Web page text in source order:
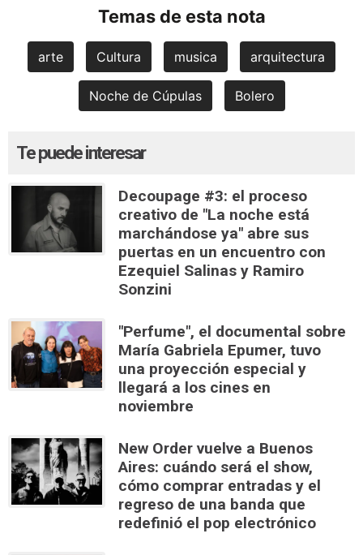
Temas de esta nota
arte Cultura musica arquitectura
Noche de Cúpulas Bolero
Te puede interesar
Decoupage #3: el proceso
creativo de "La noche está
marchándose ya" abre sus
puertas en un encuentro con
Ezequiel Salinas y Ramiro
Sonzini
"Perfume", el documental sobre
María Gabriela Epumer, tuvo
una proyección especial y
llegará a los cines en
noviembre
New Order vuelve a Buenos
Aires: cuándo será el show,
cómo comprar entradas y el
regreso de una banda que
redefinió el pop electrónico